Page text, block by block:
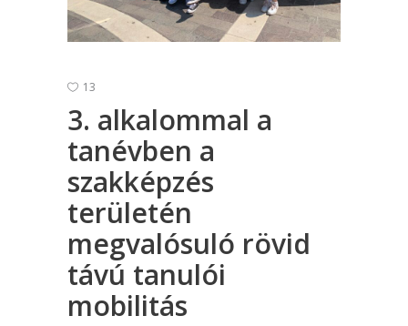
13
3. alkalommal a
tanévben a
szakképzés
területén
megvalósuló rövid
távú tanulói
mobilitás